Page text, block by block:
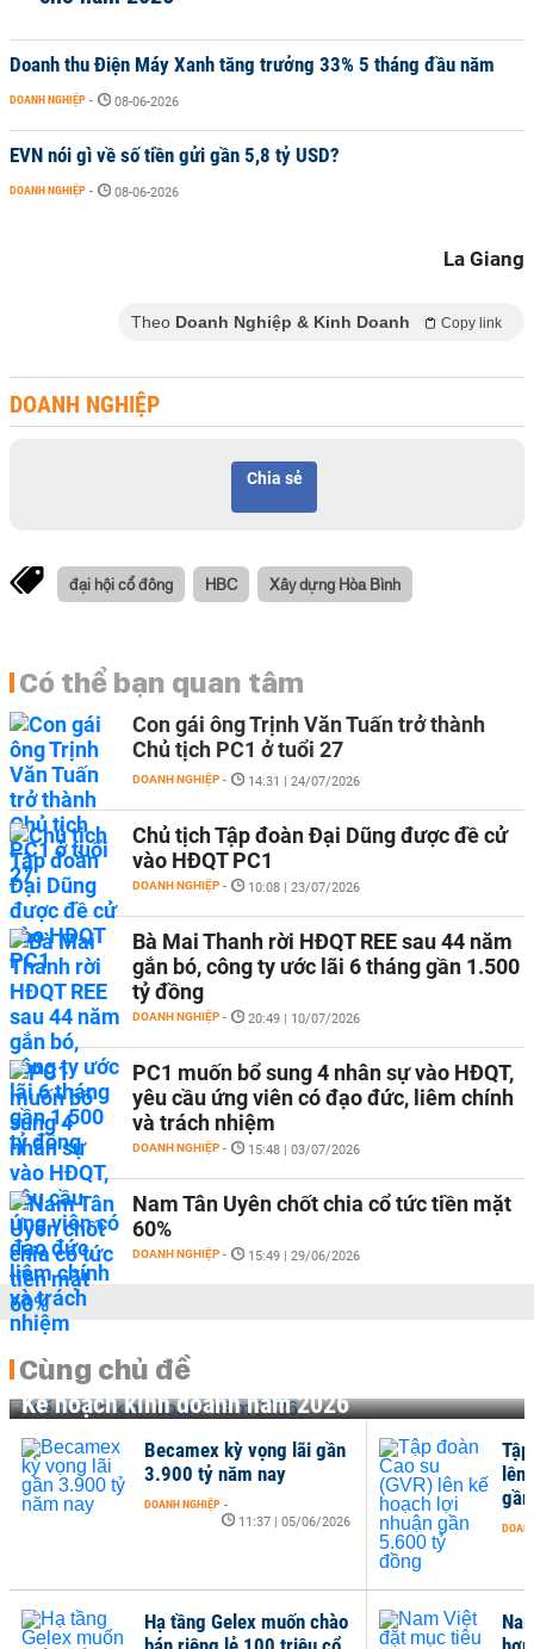
Doanh thu Điện Máy Xanh tăng trưởng 33% 5 tháng đầu năm
DOANH NGHIỆP - 08-06-2026
EVN nói gì về số tiền gửi gần 5,8 tỷ USD?
DOANH NGHIỆP - 08-06-2026
La Giang
Theo Doanh Nghiệp & Kinh Doanh Copy link
DOANH NGHIỆP
Chia sẻ
đại hội cổ đông HBC Xây dựng Hòa Bình
Có thể bạn quan tâm
Con gái ông Trịnh Văn Tuấn trở thành
Chủ tịch PC1 ở tuổi 27
DOANH NGHIỆP - 14:31 | 24/07/2026
Chủ tịch Tập đoàn Đại Dũng được đề cử
vào HĐQT PC1
DOANH NGHIỆP - 10:08 | 23/07/2026
Bà Mai Thanh rời HĐQT REE sau 44 năm
gắn bó, công ty ước lãi 6 tháng gần 1.500
tỷ đồng
DOANH NGHIỆP - 20:49 | 10/07/2026
PC1 muốn bổ sung 4 nhân sự vào HĐQT,
yêu cầu ứng viên có đạo đức, liêm chính
và trách nhiệm
DOANH NGHIỆP - 15:48 | 03/07/2026
Nam Tân Uyên chốt chia cổ tức tiền mặt
60%
DOANH NGHIỆP - 15:49 | 29/06/2026
Cùng chủ đề
Kế hoạch kinh doanh năm 2026
Becamex kỳ vọng lãi gần
3.900 tỷ năm nay
DOANH NGHIỆP -
11:37 | 05/06/2026
Hạ tầng Gelex muốn chào
lên